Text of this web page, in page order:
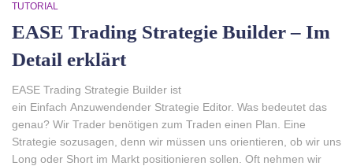
TUTORIAL
EASE Trading Strategie Builder – Im
Detail erklärt
EASE Trading Strategie Builder ist
ein Einfach Anzuwendender Strategie Editor. Was bedeutet das
genau? Wir Trader benötigen zum Traden einen Plan. Eine
Strategie sozusagen, denn wir müssen uns orientieren, ob wir uns
Long oder Short im Markt positionieren sollen. Oft nehmen wir